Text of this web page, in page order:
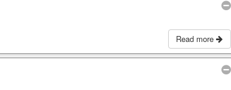
Read more